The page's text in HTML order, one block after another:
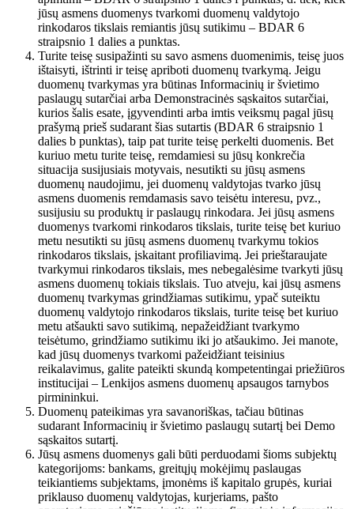
jūsų asmens duomenys tvarkomi duomenų valdytojo
rinkodaros tikslais remiantis jūsų sutikimu – BDAR 6
straipsnio 1 dalies a punktas.
Turite teisę susipažinti su savo asmens duomenimis, teisę juos
ištaisyti, ištrinti ir teisę apriboti duomenų tvarkymą. Jeigu
duomenų tvarkymas yra būtinas Informacinių ir švietimo
paslaugų sutarčiai arba Demonstracinės sąskaitos sutarčiai,
kurios šalis esate, įgyvendinti arba imtis veiksmų pagal jūsų
prašymą prieš sudarant šias sutartis (BDAR 6 straipsnio 1
dalies b punktas), taip pat turite teisę perkelti duomenis. Bet
kuriuo metu turite teisę, remdamiesi su jūsų konkrečia
situacija susijusiais motyvais, nesutikti su jūsų asmens
duomenų naudojimu, jei duomenų valdytojas tvarko jūsų
asmens duomenis remdamasis savo teisėtu interesu, pvz.,
susijusiu su produktų ir paslaugų rinkodara. Jei jūsų asmens
duomenys tvarkomi rinkodaros tikslais, turite teisę bet kuriuo
metu nesutikti su jūsų asmens duomenų tvarkymu tokios
rinkodaros tikslais, įskaitant profiliavimą. Jei prieštaraujate
tvarkymui rinkodaros tikslais, mes nebegalėsime tvarkyti jūsų
asmens duomenų tokiais tikslais. Tuo atveju, kai jūsų asmens
duomenų tvarkymas grindžiamas sutikimu, ypač suteiktu
duomenų valdytojo rinkodaros tikslais, turite teisę bet kuriuo
metu atšaukti savo sutikimą, nepažeidžiant tvarkymo
teisėtumo, grindžiamo sutikimu iki jo atšaukimo. Jei manote,
kad jūsų duomenys tvarkomi pažeidžiant teisinius
reikalavimus, galite pateikti skundą kompetentingai priežiūros
institucijai – Lenkijos asmens duomenų apsaugos tarnybos
pirmininkui.
Duomenų pateikimas yra savanoriškas, tačiau būtinas
sudarant Informacinių ir švietimo paslaugų sutartį bei Demo
sąskaitos sutartį.
Jūsų asmens duomenys gali būti perduodami šioms subjektų
kategorijoms: bankams, greitųjų mokėjimų paslaugas
teikiantiems subjektams, įmonėms iš kapitalo grupės, kuriai
priklauso duomenų valdytojas, kurjeriams, pašto